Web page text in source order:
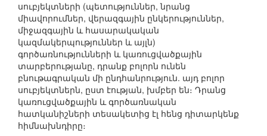
սուբյեկտների (պետություններ, նրանց
միավորումներ, վերազգային ընկերություններ,
միջազգային և հասարակական
կազմակերպություններ և այլն)
գործառնությունների և կառուցվածքային
տարբերությանը, դրանք բոլորն ունեն
բնութագրական մի ընդհանրություն. այդ բոլոր
սուբյեկտներն, ըստ էության, խմբեր են։ Դրանց
կառուցվածքային և գործառնական
հատկանիշների տեսակետից էլ հենց դիտարկենք
հիմնախնդիրը։